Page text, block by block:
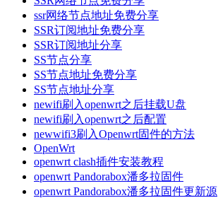
ssr网络节点地址免费分享
SSR订阅地址免费分享
SSR订阅地址分享
SS节点分享
SS节点地址免费分享
SS节点地址分享
newifi刷入openwrt之后挂载U盘
newifi刷入openwrt之后配置
newwifi3刷入Openwrt固件的方法
OpenWrt
openwrt clash插件安装教程
openwrt Pandorabox潘多拉固件
openwrt Pandorabox潘多拉固件更新源